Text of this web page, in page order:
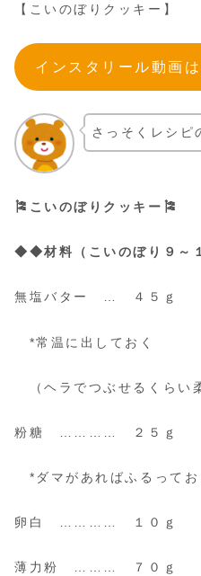
【こいのぼりクッキー】
インスタリール動画
さっそくレシピ
🎏こいのぼりクッキー🎏
◆◆材料（こいのぼり９～
無塩バター … ４５ｇ
*常温に出しておく
（ヘラでつぶせるくらい
粉糖 ………… ２５ｇ
*ダマがあればふるってお
卵白 ………… １０ｇ
薄力粉 ……… ７０ｇ